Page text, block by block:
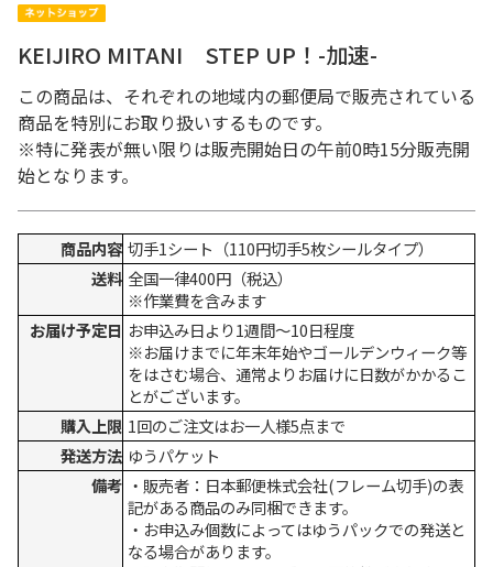
KEIJIRO MITANI STEP UP！-加速-
この商品は、それぞれの地域内の郵便局で販売されている
商品を特別にお取り扱いするものです。
※特に発表が無い限りは販売開始日の午前0時15分販売開
始となります。
商品内容 切手1シート（110円切手5枚シールタイプ）
送料 全国一律400円（税込）
※作業費を含みます
お届け予定日 お申込み日より1週間～10日程度
※お届けまでに年末年始やゴールデンウィーク等
をはさむ場合、通常よりお届けに日数がかかるこ
とがございます。
購入上限 1回のご注文はお一人様5点まで
発送方法 ゆうパケット
備考 ・販売者：日本郵便株式会社(フレーム切手)の表
記がある商品のみ同梱できます。
・お申込み個数によってはゆうパックでの発送と
なる場合があります。